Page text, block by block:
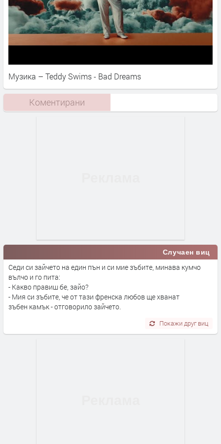
Музика – Teddy Swims - Bad Dreams
Коментирани
Случаен виц
Седи си зайчето на един пън и си мие зъбите, минава кумчо
вълчо и го пита:
- Какво правиш бе, зайо?
- Мия си зъбите, че от тази френска любов ще хванат
зъбен камък - отговорило зайчето.
Покажи друг виц